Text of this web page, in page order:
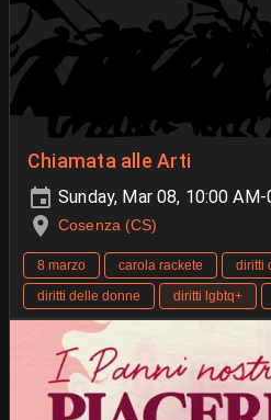
Chiamata alle Arti
Sunday, Mar 08, 10:00
Cosenza (CS)
8 marzo carola rackete
diritti
diritti delle donne
diritti lgbtq+